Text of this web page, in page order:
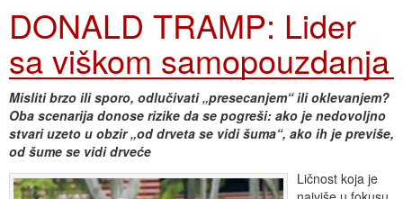
DONALD TRAMP: Lider
sa viškom samopouzdanja
Misliti brzo ili sporo, odlučivati „presecanjem“ ili oklevanjem?
Oba scenarija donose rizike da se pogreši: ako je nedovoljno
stvari uzeto u obzir „od drveta se vidi šuma“, ako ih je previše,
od šume se vidi drveće
Ličnost koja je